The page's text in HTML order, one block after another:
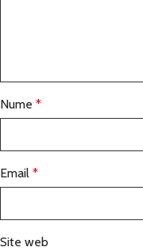
Nume *
Email *
Site web